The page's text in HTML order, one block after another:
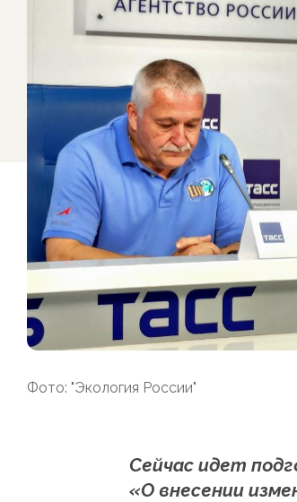
Фото: "Экология России"
Сейчас идет
«О внесении